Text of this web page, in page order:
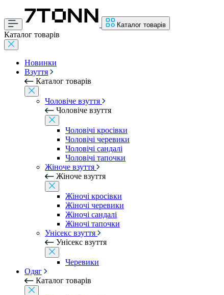
Каталог товарів
Каталог товарів
Новинки
Взуття
Каталог товарів
Чоловіче взуття
Чоловіче взуття
Чоловічі кросівки
Чоловічі черевики
Чоловічі сандалі
Чоловічі тапочки
Жіноче взуття
Жіноче взуття
Жіночі кросівки
Жіночі черевики
Жіночі сандалі
Жіночі тапочки
Унісекс взуття
Унісекс взуття
Черевики
Одяг
Каталог товарів